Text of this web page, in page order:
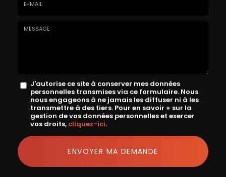
Message
J'autorise ce site à conserver mes données
personnelles transmises via ce formulaire. Nous
nous engageons à ne jamais les diffuser ni à les
transmettre à des tiers. Pour en savoir + sur la
gestion de vos données personnelles et exercer
vos droits, cliquez-ici.
Acceptation
RGPD
ENVOYER MA DEMANDE